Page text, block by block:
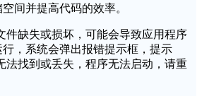
间并提高代码的效率。
件缺失或损坏，可能会导致应用程序
，系统会弹出报错提示框，提示
法找到或丢失，程序无法启动，请重